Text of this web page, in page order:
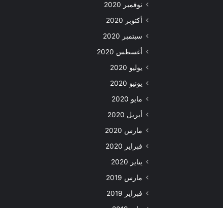
نوفمبر 2020
أكتوبر 2020
سبتمبر 2020
أغسطس 2020
يوليو 2020
يونيو 2020
مايو 2020
أبريل 2020
مارس 2020
فبراير 2020
يناير 2020
مارس 2019
فبراير 2019